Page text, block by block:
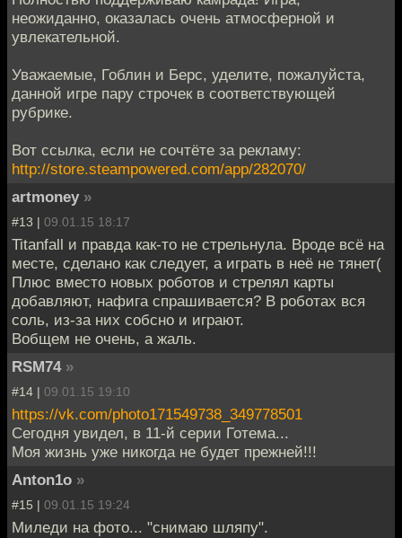
неожиданно, оказалась очень атмосферной и
увлекательной.
Уважаемые, Гоблин и Берс, уделите, пожалуйста,
данной игре пару строчек в соответствующей
рубрике.
Вот ссылка, если не сочтёте за рекламу:
http://store.steampowered.com/app/282070/
artmoney »
#13 | 09.01.15 18:17
Titanfall и правда как-то не стрельнула. Вроде всё на
месте, сделано как следует, а играть в неё не тянет(
Плюс вместо новых роботов и стрелял карты
добавляют, нафига спрашивается? В роботах вся
соль, из-за них собсно и играют.
Вобщем не очень, а жаль.
RSM74 »
#14 | 09.01.15 19:10
https://vk.com/photo171549738_349778501
Сегодня увидел, в 11-й серии Готема...
Моя жизнь уже никогда не будет прежней!!!
Anton1o »
#15 | 09.01.15 19:24
Миледи на фото... "снимаю шляпу".